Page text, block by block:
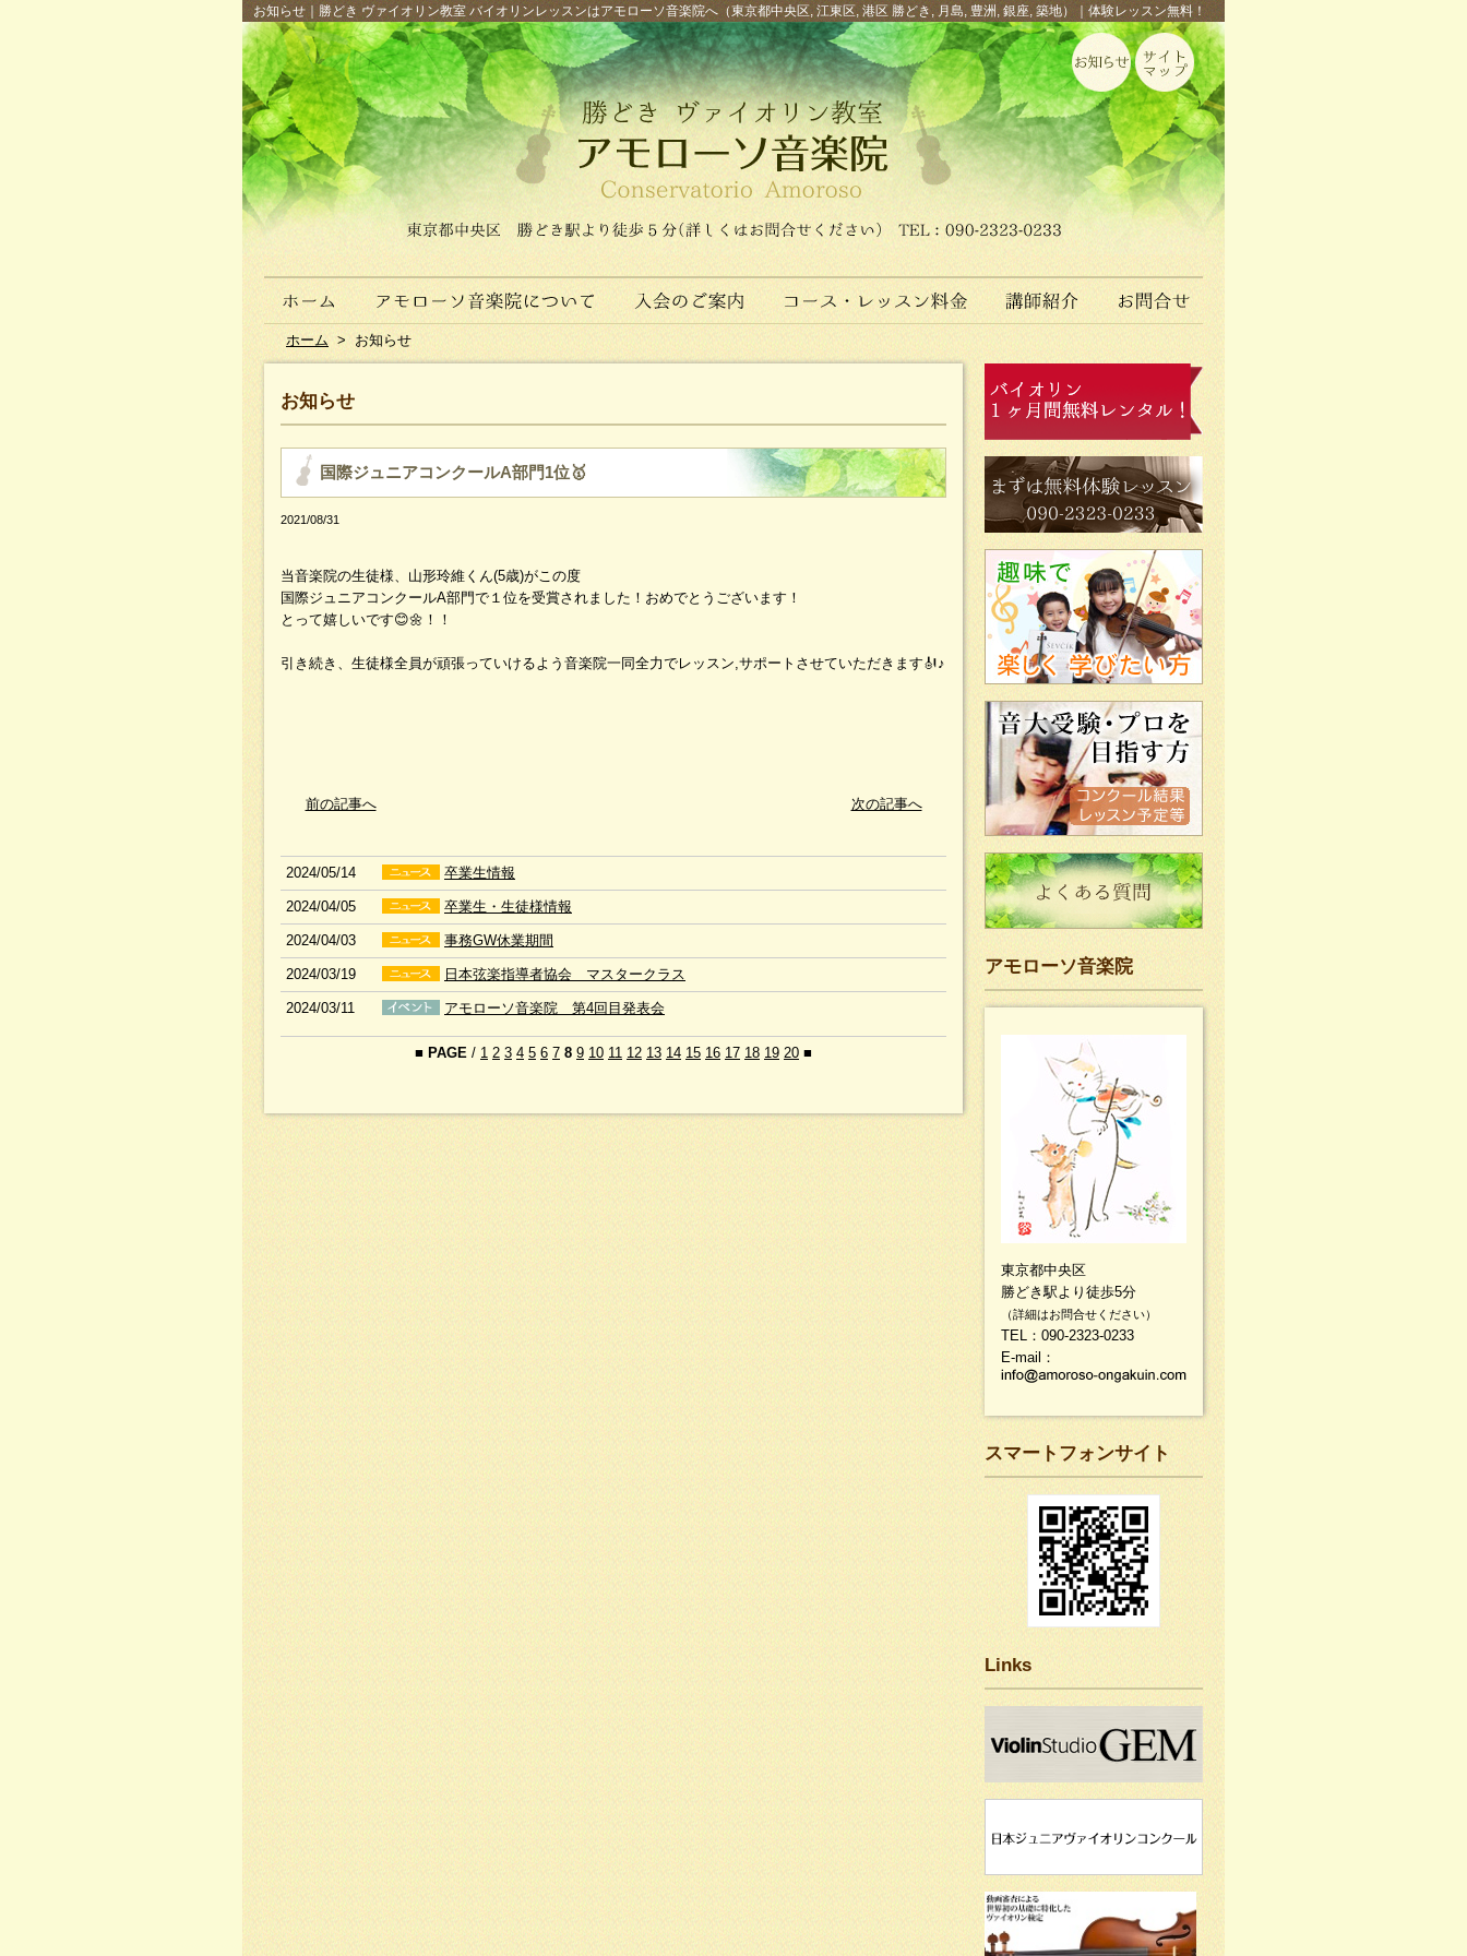
お知らせ｜勝どき ヴァイオリン教室 バイオリンレッスンはアモローソ音楽院へ（東京都中央区, 江東区, 港区 勝どき, 月島, 豊洲, 銀座, 築地）｜体験レッスン無料！
ホーム > お知らせ
お知らせ
国際ジュニアコンクールA部門1位🥇
2021/08/31
当音楽院の生徒様、山形玲維くん(5歳)がこの度
国際ジュニアコンクールA部門で１位を受賞されました！おめでとうございます！
とって嬉しいです😊🌼！！
引き続き、生徒様全員が頑張っていけるよう音楽院一同全力でレッスン,サポートさせていただきます🎻♪
前の記事へ 次の記事へ
2024/05/14 卒業生情報
2024/04/05 卒業生・生徒様情報
2024/04/03 事務GW休業期間
2024/03/19 日本弦楽指導者協会 マスタークラス
2024/03/11 アモローソ音楽院 第4回目発表会
■ PAGE / 1 2 3 4 5 6 7 8 9 10 11 12 13 14 15 16 17 18 19 20 ■
アモローソ音楽院
東京都中央区
勝どき駅より徒歩5分
（詳細はお問合せください）
TEL：090-2323-0233
E-mail：
スマートフォンサイト
Links